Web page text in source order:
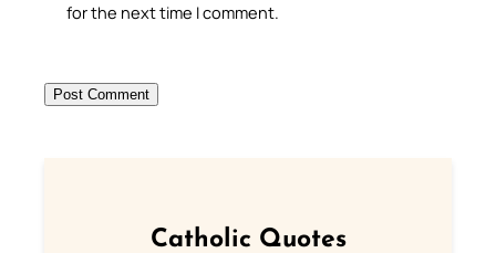
for the next time I comment.
Catholic Quotes